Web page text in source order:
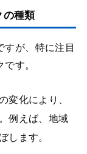
の種類
が、特に注目
す。
変化により、
例えば、地域
します。